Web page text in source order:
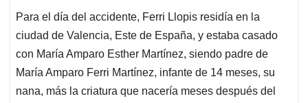
Para el día del accidente, Ferri Llopis residía en la
ciudad de Valencia, Este de España, y estaba casado
con María Amparo Esther Martínez, siendo padre de
María Amparo Ferri Martínez, infante de 14 meses, su
nana, más la criatura que nacería meses después del